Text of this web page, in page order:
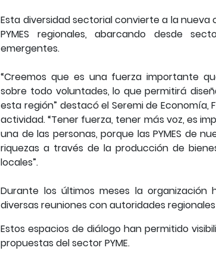
Esta diversidad sectorial convierte a la
PYMES regionales, abarcando desde
emergentes.
“Creemos que es una fuerza importante
sobre todo voluntades, lo que permitirá
esta región” destacó el Seremi de Economía,
actividad. “Tener fuerza, tener más voz, es
una de las personas, porque las PYMES de
riquezas a través de la producción de
locales”.
Durante los últimos meses la
diversas reuniones con autoridades
Estos espacios de diálogo han permitido
propuestas del sector PYME.